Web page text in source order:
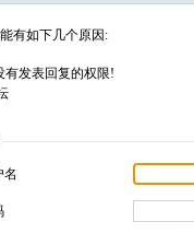
有如下几个原因:
有发表回复的权限!
名